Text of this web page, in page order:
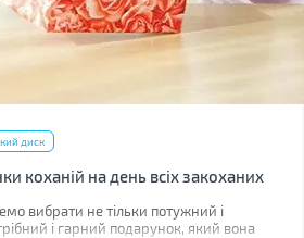
диск
коханій на день всіх закоханих
вибрати не тільки потужний і
і гарний подарунок, який вона